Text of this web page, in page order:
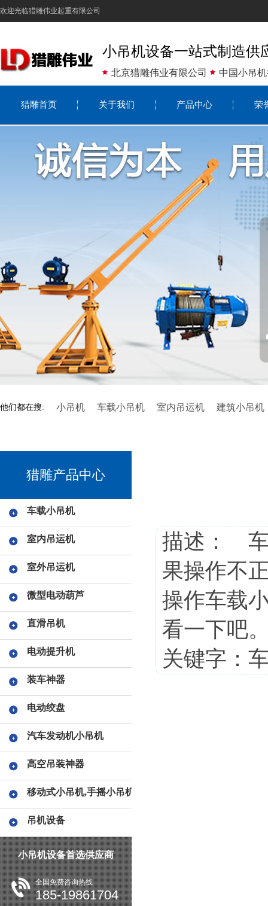
欢迎光临猎雕伟业起重有限公司
小吊机设备一站式制造供
北京猎雕伟业有限公司 中国小吊
猎雕首页 关于我们 产品中心 荣
他们都在搜: 小吊机 车载小吊机 室内吊运机 建筑小吊机
猎雕产品中心
车载小吊机
室内吊运机
室外吊运机
微型电动葫芦
直滑吊机
电动提升机
装车神器
电动绞盘
汽车发动机小吊机
高空吊装神器
移动式小吊机,手摇小吊机
吊机设备
小吊机设备首选供应商
全国免费咨询热线
185-19861704
描述： 车
果操作不
操作车载
看一下吧
关键字：